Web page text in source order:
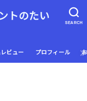
SEARCH
トのたい
ビュー プロフィール